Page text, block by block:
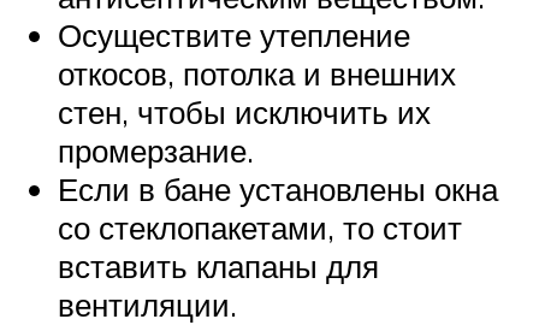
Осуществите утепление
откосов, потолка и внешних
стен, чтобы исключить их
промерзание.
Если в бане установлены окна
со стеклопакетами, то стоит
вставить клапаны для
вентиляции.